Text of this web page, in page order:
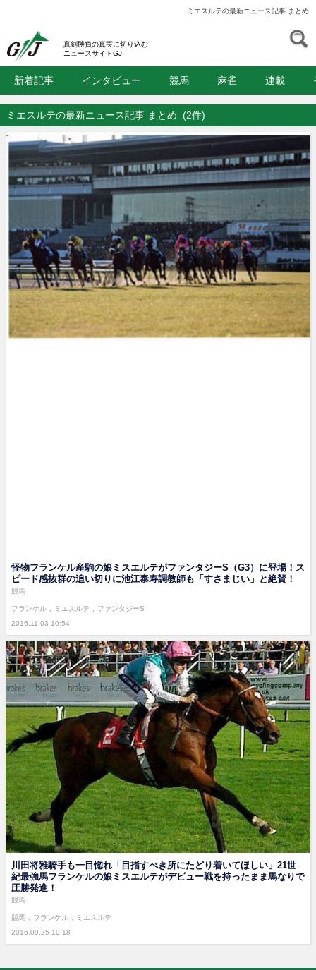
ミエスルテの最新ニュース記事 まとめ
真剣勝負の真実に切り込む
ニュースサイトGJ
新着記事 インタビュー 競馬 麻雀 連載
ミエスルテの最新ニュース記事 まとめ (2件)
怪物フランケル産駒の娘ミスエルテがファンタジーS（G3）に登場！ス
ピード感抜群の追い切りに池江泰寿調教師も「すさまじい」と絶賛！
2016.11.03 10:54
競馬
フランケル ミエスルテ ファンタジーS
川田将雅騎手も一目惚れ「目指すべき所にたどり着いてほしい」21世
紀最強馬フランケルの娘ミスエルテがデビュー戦を持ったまま馬なりで
圧勝発進！
2016.09.25 10:18
競馬
競馬 フランケル ミエスルテ